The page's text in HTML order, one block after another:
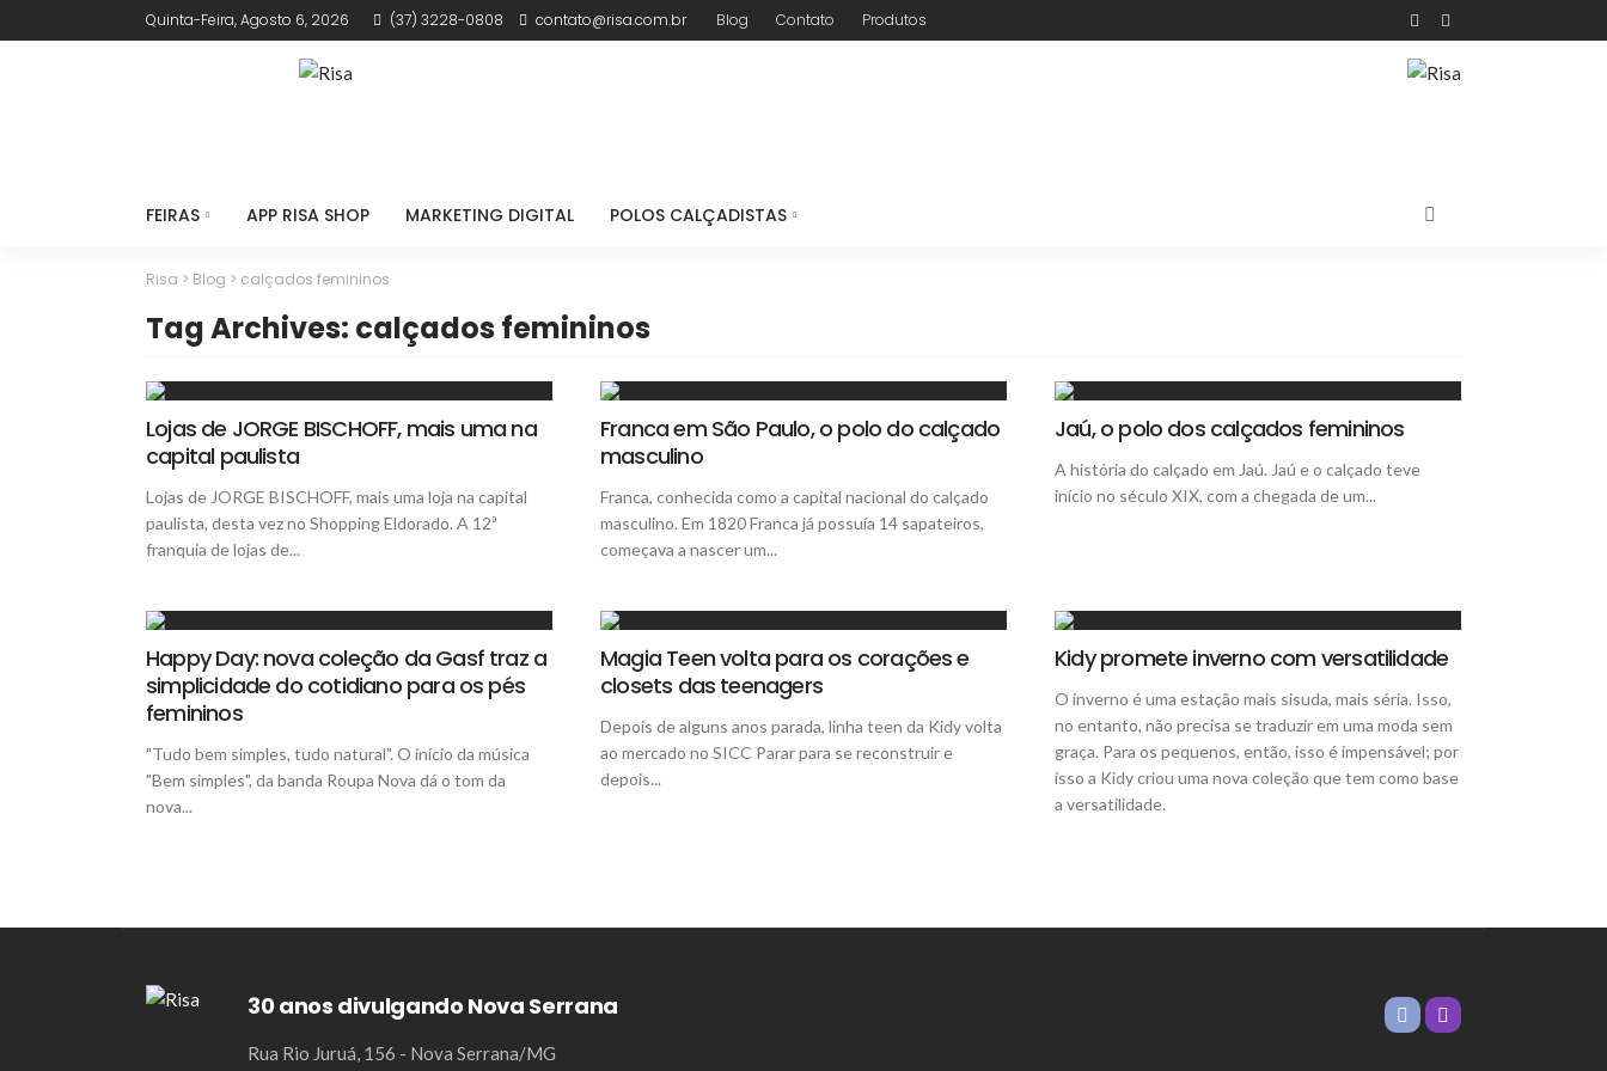
Quinta-Feira, Agosto 6, 2026 (37) 3228-0808 contato@risa.com.br Blog Contato Produtos
FEIRAS APP RISA SHOP MARKETING DIGITAL POLOS CALÇADISTAS
Risa > Blog > calçados femininos
Tag Archives: calçados femininos
Lojas de JORGE BISCHOFF, mais uma na
capital paulista
Lojas de JORGE BISCHOFF, mais uma loja na capital
paulista, desta vez no Shopping Eldorado. A 12ª
franquia de lojas de...
Franca em São Paulo, o polo do calçado
masculino
Franca, conhecida como a capital nacional do calçado
masculino. Em 1820 Franca já possuía 14 sapateiros,
começava a nascer um...
Jaú, o polo dos calçados femininos
A história do calçado em Jaú. Jaú e o calçado teve
início no século XIX, com a chegada de um...
Happy Day: nova coleção da Gasf traz a
simplicidade do cotidiano para os pés
femininos
"Tudo bem simples, tudo natural". O início da música
"Bem simples", da banda Roupa Nova dá o tom da
nova...
Magia Teen volta para os corações e
closets das teenagers
Depois de alguns anos parada, linha teen da Kidy volta
ao mercado no SICC Parar para se reconstruir e
depois...
Kidy promete inverno com versatilidade
O inverno é uma estação mais sisuda, mais séria. Isso,
no entanto, não precisa se traduzir em uma moda sem
graça. Para os pequenos, então, isso é impensável; por
isso a Kidy criou uma nova coleção que tem como base
a versatilidade.
30 anos divulgando Nova Serrana
Rua Rio Juruá, 156 - Nova Serrana/MG